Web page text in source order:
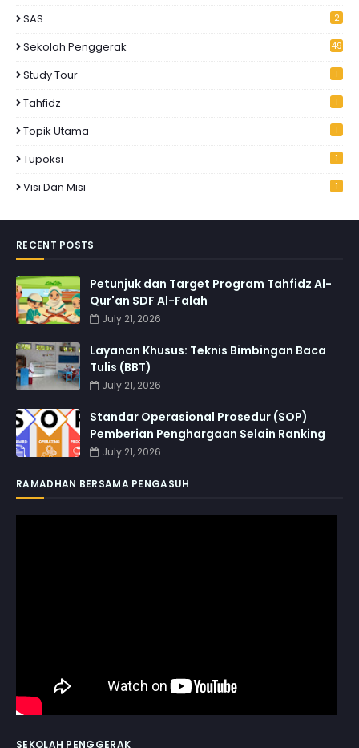
SAS 2
Sekolah Penggerak 49
Study Tour 1
Tahfidz 1
Topik Utama 1
Tupoksi 1
Visi Dan Misi 1
RECENT POSTS
Petunjuk dan Target Program Tahfidz Al-
Qur'an SDF Al-Falah
July 21, 2026
Layanan Khusus: Teknis Bimbingan Baca
Tulis (BBT)
July 21, 2026
Standar Operasional Prosedur (SOP)
Pemberian Penghargaan Selain Ranking
July 21, 2026
RAMADHAN BERSAMA PENGASUH
SEKOLAH PENGGERAK